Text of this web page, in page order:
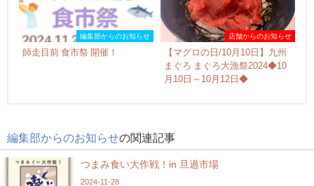
編集部からのお知らせ
師走目前 食市祭 開催！
店舗からのお知らせ
【マグロの日/10月10日】九州
まぐろ まぐろ大漁祭2024◆10
月10日～10月12日◆
編集部からのお知らせの関連記事
つまみ食い大作戦！in 旦過市場
2024-11-28